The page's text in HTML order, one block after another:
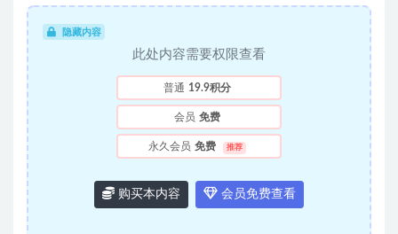
隐藏内容
此处内容需要权限查看
普通 19.9积分
会员 免费
永久会员 免费 推荐
购买本内容 会员免费查看